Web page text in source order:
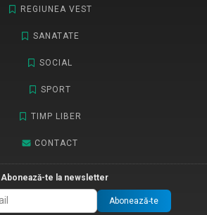
REGIUNEA VEST
SANATATE
SOCIAL
SPORT
TIMP LIBER
CONTACT
Abonează-te la newsletter
Abonează-te